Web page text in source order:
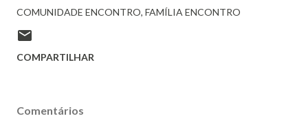
COMUNIDADE ENCONTRO FAMÍLIA ENCONTRO
COMPARTILHAR
Comentários